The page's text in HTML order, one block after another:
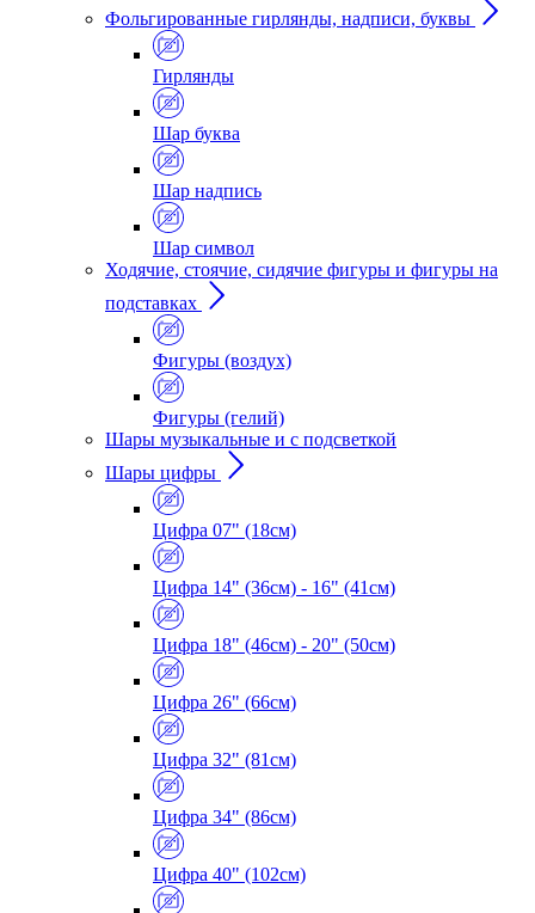
Фольгированные гирлянды, надписи, буквы
Гирлянды
Шар буква
Шар надпись
Шар символ
Ходячие, стоячие, сидячие фигуры и фигуры на
подставках
Фигуры (воздух)
Фигуры (гелий)
Шары музыкальные и с подсветкой
Шары цифры
Цифра 07" (18см)
Цифра 14" (36см) - 16" (41см)
Цифра 18" (46см) - 20" (50см)
Цифра 26" (66см)
Цифра 32" (81см)
Цифра 34" (86см)
Цифра 40" (102см)